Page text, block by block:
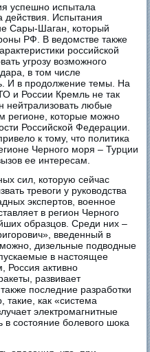
успешно испытала
действия. Испытания
Сары-Шаган, который
РФ. В ведомстве также
российской
угрозу возможного
в том числе
И в продолжение темы. На
и России Кремль не так
нейтрализовать любые
регионе, которые можно
Российской Федерации.
к тому, что политика
Черного моря – Турции
ее интересам.
сил, которую сейчас
тревоги у руководства
экспертов, военное
в регион Черного
образцов. Среди них –
введенный в
дизельные подводные
в настоящее
Россия активно
развивает
последние разработки
такие, как «система
электромагнитные
в состояние болевого шока